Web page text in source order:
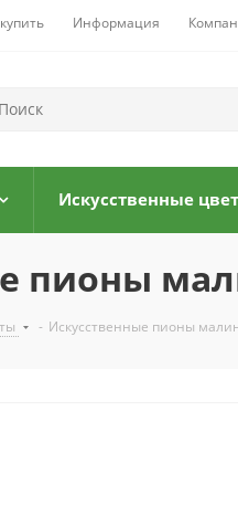
Информация
Искусственные
пионы
- Искусственные пионы